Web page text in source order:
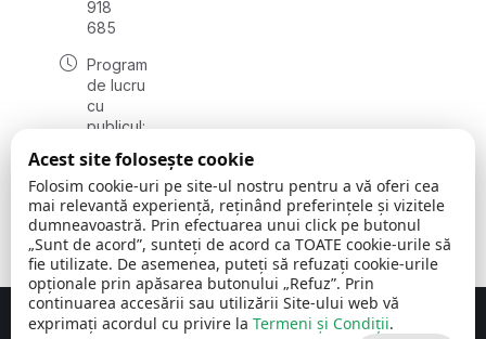
918
685
Program
de lucru
cu
publicul:
08:00 -
16:30
, vineri:
08:00 -
14:00
Concept realizat de Big Media Relații Publice SRL
Acest site folosește cookie
Folosim cookie-uri pe site-ul nostru pentru a vă oferi cea
mai relevantă experiență, reținând preferințele și vizitele
dumneavoastră. Prin efectuarea unui click pe butonul
„Sunt de acord”, sunteți de acord ca TOATE cookie-urile să
fie utilizate. De asemenea, puteți să refuzați cookie-urile
opționale prin apăsarea butonului „Refuz”. Prin
continuarea accesării sau utilizării Site-ului web vă
exprimați acordul cu privire la Termeni și Condiții.